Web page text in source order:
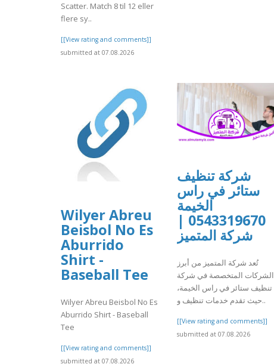
Scatter. Match 8 til 12 eller
flere sy..
[[View rating and comments]]
submitted at 07.08.2026
Wilyer Abreu
Beisbol No Es
Aburrido
Shirt -
Baseball Tee
Wilyer Abreu Beisbol No Es
Aburrido Shirt - Baseball
Tee
[[View rating and comments]]
submitted at 07.08.2026
شركة تنظيف
ستائر في راس
الخيمة
0543319670 |
شركة المتميز
تُعد شركة المتميز من أبرز
الشركات المتخصصة في شركة
تنظيف ستائر في راس الخيمة،
حيث تقدم خدمات تنظيف و..
[[View rating and comments]]
submitted at 07.08.2026